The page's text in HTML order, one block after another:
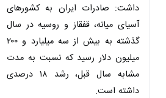
داشت: صادرات ایران به کشورهای
آسیای میانه، قفقاز و روسیه در سال
گذشته به بیش از سه میلیارد و ۲۰۰
میلیون دلار رسید که نسبت به مدت
مشابه سال قبل، رشد ۱۸ درصدی
داشته است.